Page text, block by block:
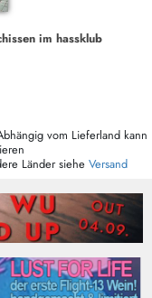
im hassklub
vom Lieferland kann
Länder siehe Versand